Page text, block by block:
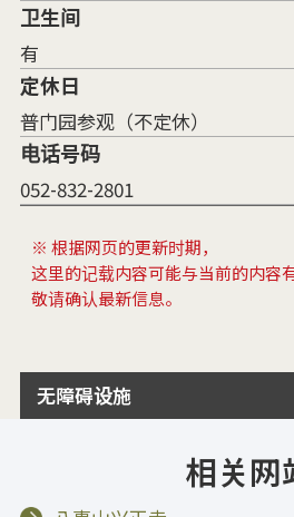
卫生间
有
定休日
普门园参观（不定休）
电话号码
052-832-2801
※ 根据网页的更新时期，
这里的记载内容可能与当前的内容
敬请确认最新信息。
无障碍设施
相关网